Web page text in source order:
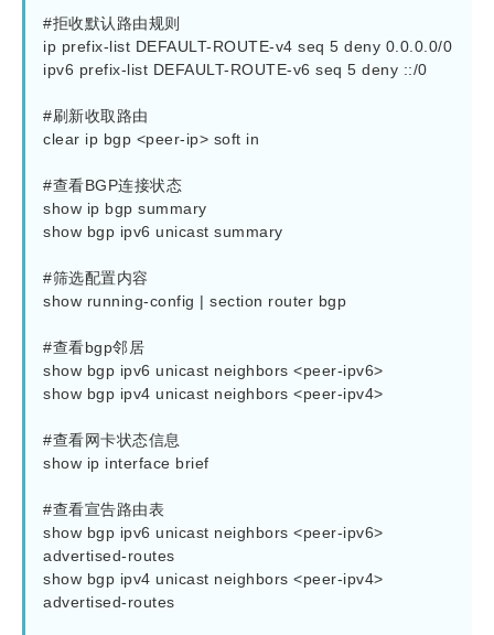
#拒收默认路由规则
ip prefix-list DEFAULT-ROUTE-v4 seq 5 deny 0.0.0.0/0
ipv6 prefix-list DEFAULT-ROUTE-v6 seq 5 deny ::/0
#刷新收取路由
clear ip bgp <peer-ip> soft in
#查看BGP连接状态
show ip bgp summary
show bgp ipv6 unicast summary
#筛选配置内容
show running-config | section router bgp
#查看bgp邻居
show bgp ipv6 unicast neighbors <peer-ipv6>
show bgp ipv4 unicast neighbors <peer-ipv4>
#查看网卡状态信息
show ip interface brief
#查看宣告路由表
show bgp ipv6 unicast neighbors <peer-ipv6>
advertised-routes
show bgp ipv4 unicast neighbors <peer-ipv4>
advertised-routes